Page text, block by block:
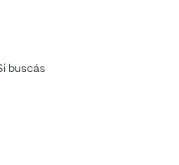
buscás